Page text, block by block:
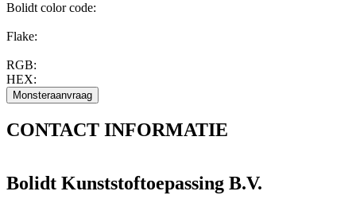
Bolidt color code:
Flake:
RGB:
HEX:
CONTACT INFORMATIE
Bolidt Kunststoftoepassing B.V.